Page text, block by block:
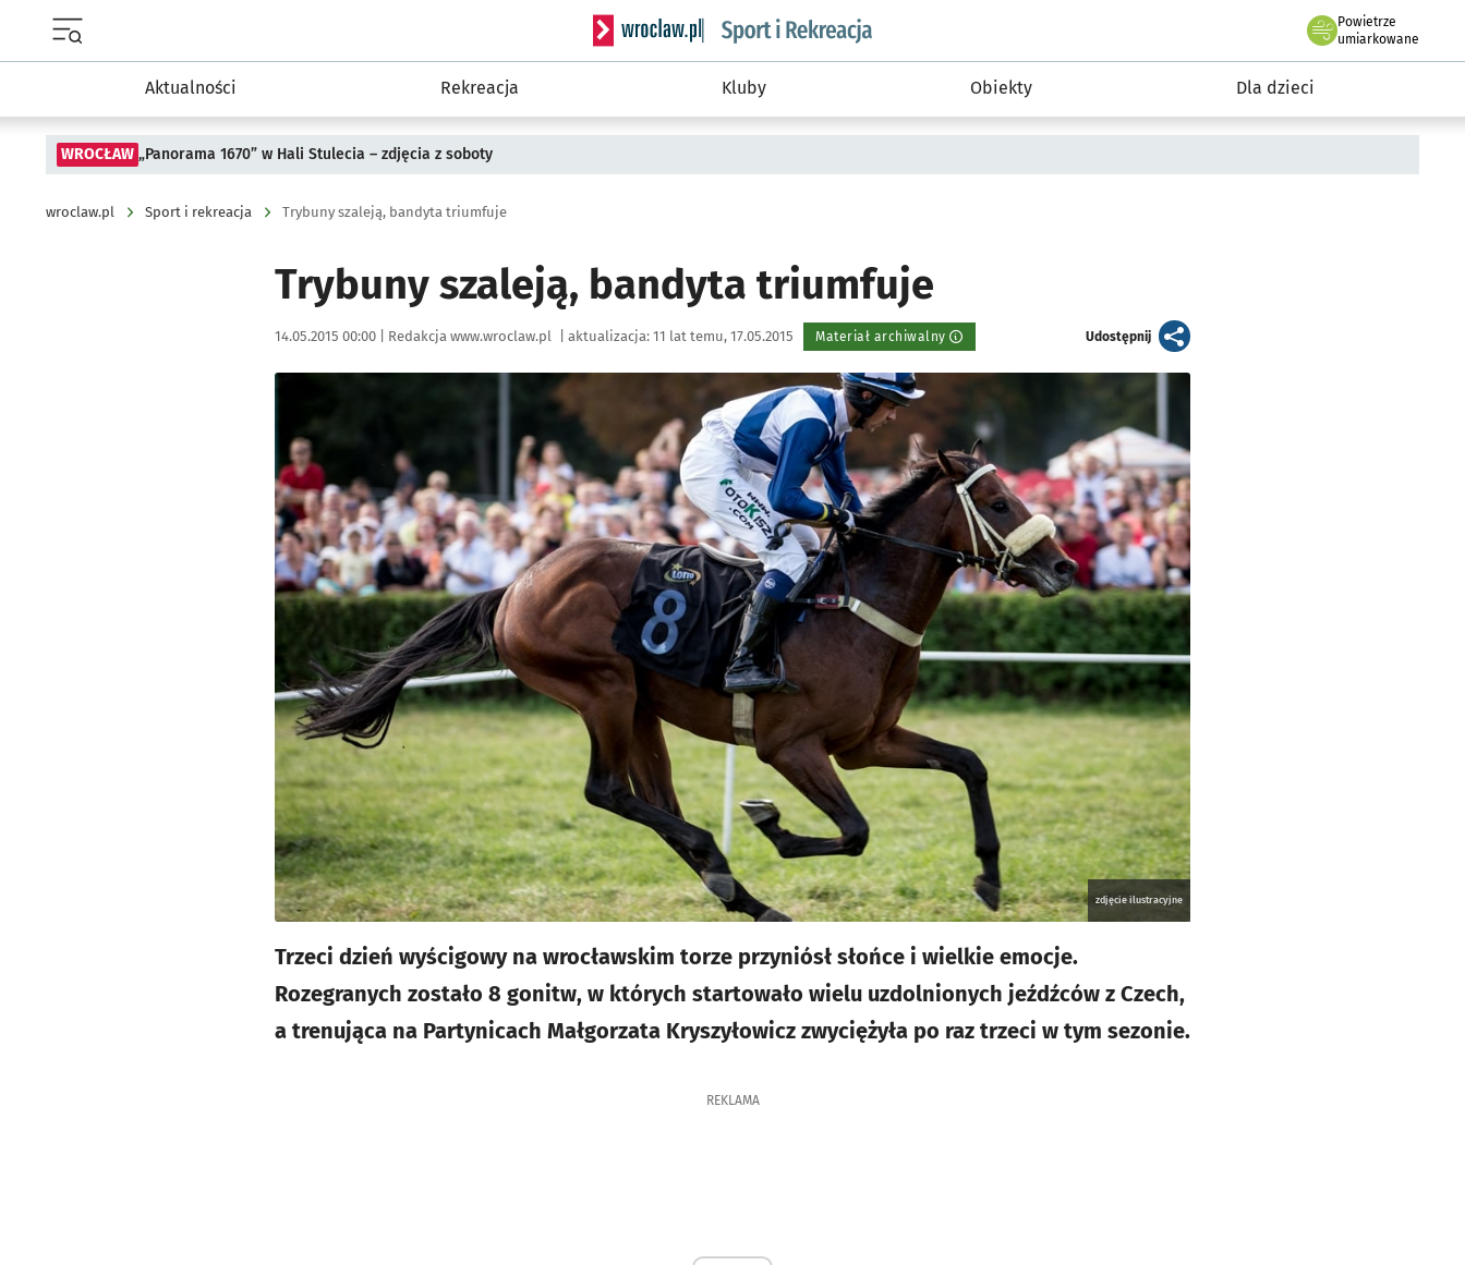
Serwis informacyjny wroclaw.pl podserwis: Sport i rekreacja
Powietrze
we Wrocławiu
umiarkowane
Aktualności Rekreacja Kluby Obiekty Dla dzieci
WROCŁAW „Panorama 1670” w Hali Stulecia – zdjęcia z soboty
wroclaw.pl Sport i rekreacja Trybuny szaleją, bandyta triumfuje
Trybuny szaleją, bandyta triumfuje
Data publikacji:
14.05.2015 00:00 | Autor:
Redakcja www.wroclaw.pl aktualizacja: 11 lat temu, 17.05.2015 Materiał archiwalny Udostępnijartykuł
zdjęcie ilustracyjne
Trzeci dzień wyścigowy na wrocławskim torze przyniósł słońce i wielkie emocje.
Rozegranych zostało 8 gonitw, w których startowało wielu uzdolnionych jeźdźców z Czech,
a trenująca na Partynicach Małgorzata Kryszyłowicz zwyciężyła po raz trzeci w tym sezonie.
REKLAMA